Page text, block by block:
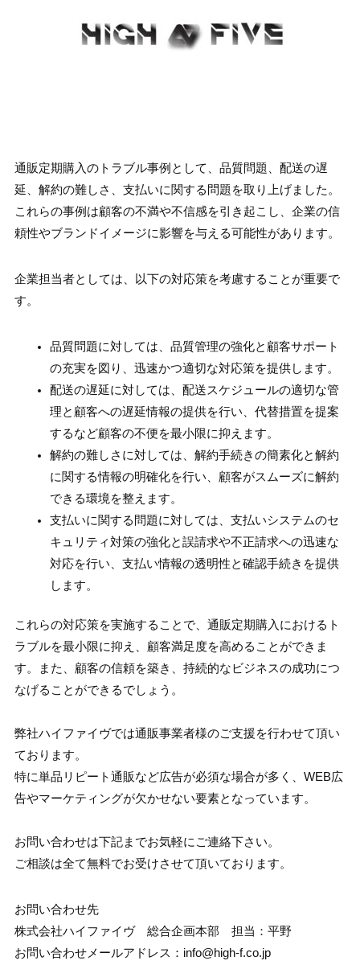
通販定期購入のトラブル事例として、品質問題、配送の遅
延、解約の難しさ、支払いに関する問題を取り上げました。
これらの事例は顧客の不満や不信感を引き起こし、企業の信
頼性やブランドイメージに影響を与える可能性があります。
企業担当者としては、以下の対応策を考慮することが重要で
す。
品質問題に対しては、品質管理の強化と顧客サポート
の充実を図り、迅速かつ適切な対応策を提供します。
配送の遅延に対しては、配送スケジュールの適切な管
理と顧客への遅延情報の提供を行い、代替措置を提案
するなど顧客の不便を最小限に抑えます。
解約の難しさに対しては、解約手続きの簡素化と解約
に関する情報の明確化を行い、顧客がスムーズに解約
できる環境を整えます。
支払いに関する問題に対しては、支払いシステムのセ
キュリティ対策の強化と誤請求や不正請求への迅速な
対応を行い、支払い情報の透明性と確認手続きを提供
します。
これらの対応策を実施することで、通販定期購入におけるト
ラブルを最小限に抑え、顧客満足度を高めることができま
す。また、顧客の信頼を築き、持続的なビジネスの成功につ
なげることができるでしょう。
弊社ハイファイヴでは通販事業者様のご支援を行わせて頂い
ております。
特に単品リピート通販など広告が必須な場合が多く、WEB広
告やマーケティングが欠かせない要素となっています。
お問い合わせは下記までお気軽にご連絡下さい。
ご相談は全て無料でお受けさせて頂いております。
お問い合わせ先
株式会社ハイファイヴ 総合企画本部 担当：平野
お問い合わせメールアドレス：info@high-f.co.jp